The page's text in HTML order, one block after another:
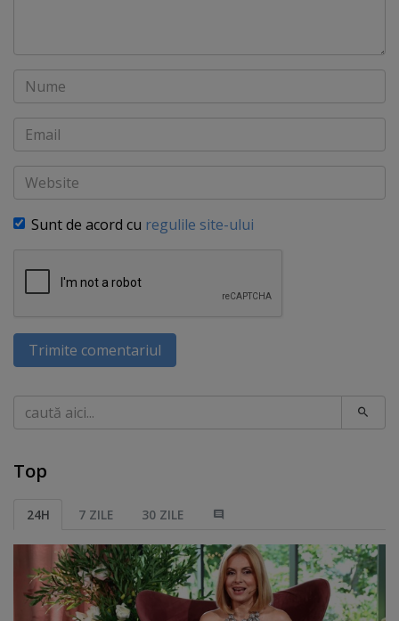
Nume
Email
Website
Sunt de acord cu regulile site-ului
Trimite comentariul
Caută
Top
24H 7 ZILE 30 ZILE